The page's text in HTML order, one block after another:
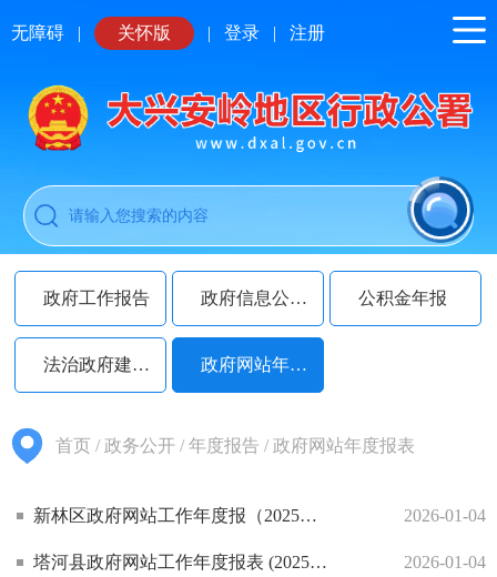
无障碍 | 关怀版 | 登录 | 注册
政府工作报告 政府信息公开年报 公积金年报
法治政府建设年报 政府网站年度报表
首页 /政务公开 /年度报告 /政府网站年度报表
2026-01-04
新林区政府网站工作年度报（2025年度）
2026-01-04
塔河县政府网站工作年度报表 (2025年度)